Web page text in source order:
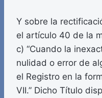
Y sobre la
el artículo 40 de la
c) “Cuando la
nulidad o error de
el Registro en la
VII.” Dicho Título